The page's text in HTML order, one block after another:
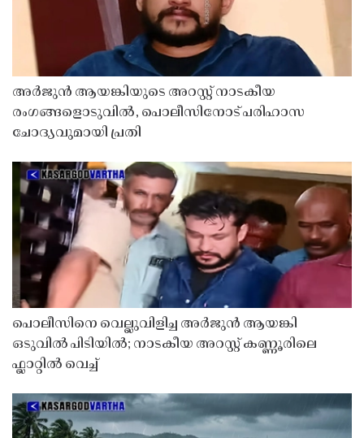
അർജുൻ ആയങ്കിയുടെ അറസ്റ്റ് നാടകീയ
രംഗങ്ങളൊടുവിൽ, പൊലീസിനോട് പരിഹാസ
ചോദ്യവുമായി പ്രതി
പൊലീസിനെ വെല്ലുവിളിച്ച അർജുൻ ആയങ്കി
ഒടുവിൽ പിടിയിൽ; നാടകീയ അറസ്റ്റ് കണ്ണൂരിലെ
ഫ്ലാറ്റിൽ വെച്ച്